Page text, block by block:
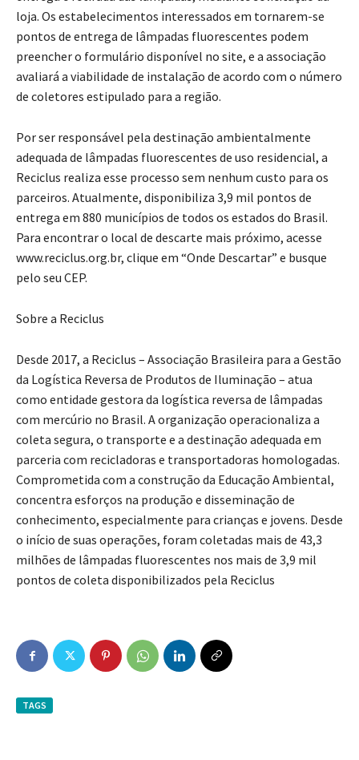
loja. Os estabelecimentos interessados em tornarem-se
pontos de entrega de lâmpadas fluorescentes podem
preencher o formulário disponível no site, e a associação
avaliará a viabilidade de instalação de acordo com o número
de coletores estipulado para a região.
Por ser responsável pela destinação ambientalmente
adequada de lâmpadas fluorescentes de uso residencial, a
Reciclus realiza esse processo sem nenhum custo para os
parceiros. Atualmente, disponibiliza 3,9 mil pontos de
entrega em 880 municípios de todos os estados do Brasil.
Para encontrar o local de descarte mais próximo, acesse
www.reciclus.org.br, clique em “Onde Descartar” e busque
pelo seu CEP.
Sobre a Reciclus
Desde 2017, a Reciclus – Associação Brasileira para a Gestão
da Logística Reversa de Produtos de Iluminação – atua
como entidade gestora da logística reversa de lâmpadas
com mercúrio no Brasil. A organização operacionaliza a
coleta segura, o transporte e a destinação adequada em
parceria com recicladoras e transportadoras homologadas.
Comprometida com a construção da Educação Ambiental,
concentra esforços na produção e disseminação de
conhecimento, especialmente para crianças e jovens. Desde
o início de suas operações, foram coletadas mais de 43,3
milhões de lâmpadas fluorescentes nos mais de 3,9 mil
pontos de coleta disponibilizados pela Reciclus
TAGS